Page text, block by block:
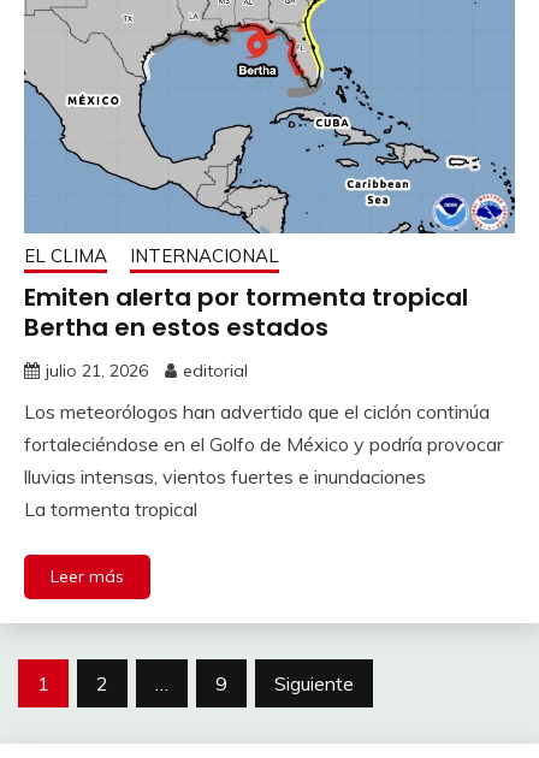
EL CLIMA INTERNACIONAL
Emiten alerta por tormenta tropical
Bertha en estos estados
julio 21, 2026 editorial
Los meteorólogos han advertido que el ciclón continúa
fortaleciéndose en el Golfo de México y podría provocar
lluvias intensas, vientos fuertes e inundaciones
La tormenta tropical
Leer más
Paginación
1 2 9 Siguiente